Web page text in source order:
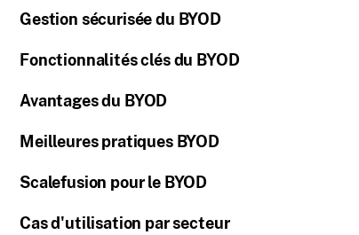
Gestion sécurisée du BYOD
Fonctionnalités clés du BYOD
Avantages du BYOD
Meilleures pratiques BYOD
Scalefusion pour le BYOD
Cas d'utilisation par secteur